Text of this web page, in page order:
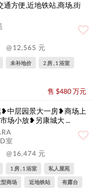
通方便,近地铁站,商场,街
@12,565 元
未补地价 2 房 , 1 浴室
售 $480 万元
中层园景大一房❥商场上
场小放❥另康城大 ...
室
@16,474 元
1 房 , 1 浴室 私人屋苑
商场 近地铁站 有露台